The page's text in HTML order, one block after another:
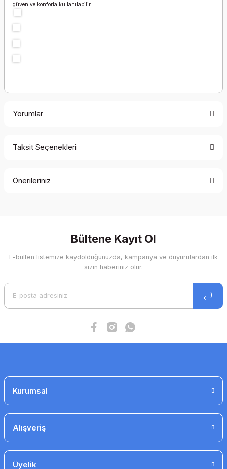
güven ve konforla kullanılabilir.
Yorumlar
Taksit Seçenekleri
Önerileriniz
Görüş ve önerileriniz için teşekkür ederiz.
Ürün resmi kalitesiz, bozuk veya görüntülenemiyor.
Bültene Kayıt Ol
E-bülten listemize kaydolduğunuzda, kampanya ve duyurulardan ilk
sizin haberiniz olur.
Kurumsal
Alışveriş
Üyelik